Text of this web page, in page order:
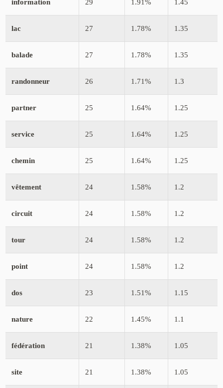
information 29 1.91% 1.45
lac 27 1.78% 1.35
balade 27 1.78% 1.35
randonneur 26 1.71% 1.3
partner 25 1.64% 1.25
service 25 1.64% 1.25
chemin 25 1.64% 1.25
vêtement 24 1.58% 1.2
circuit 24 1.58% 1.2
tour 24 1.58% 1.2
point 24 1.58% 1.2
dos 23 1.51% 1.15
nature 22 1.45% 1.1
fédération 21 1.38% 1.05
site 21 1.38% 1.05